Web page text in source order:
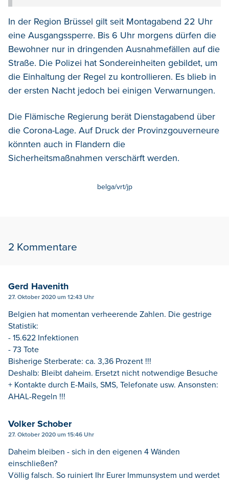
In der Region Brüssel gilt seit Montagabend 22 Uhr
eine Ausgangssperre. Bis 6 Uhr morgens dürfen die
Bewohner nur in dringenden Ausnahmefällen auf die
Straße. Die Polizei hat Sondereinheiten gebildet, um
die Einhaltung der Regel zu kontrollieren. Es blieb in
der ersten Nacht jedoch bei einigen Verwarnungen.
Die Flämische Regierung berät Dienstagabend über
die Corona-Lage. Auf Druck der Provinzgouverneure
könnten auch in Flandern die
Sicherheitsmaßnahmen verschärft werden.
belga/vrt/jp
2 Kommentare
Gerd Havenith
27. Oktober 2020 um 12:43 Uhr
Belgien hat momentan verheerende Zahlen. Die gestrige
Statistik:
- 15.622 Infektionen
- 73 Tote
Bisherige Sterberate: ca. 3,36 Prozent !!!
Deshalb: Bleibt daheim. Ersetzt nicht notwendige Besuche
+ Kontakte durch E-Mails, SMS, Telefonate usw. Ansonsten:
AHAL-Regeln !!!
Volker Schober
27. Oktober 2020 um 15:46 Uhr
Daheim bleiben - sich in den eigenen 4 Wänden
einschließen?
Völlig falsch. So ruiniert Ihr Eurer Immunsystem und werdet